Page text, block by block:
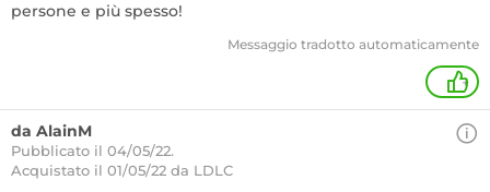
persone e più spesso!
Messaggio tradotto automaticamente
+
da AlainM
Pubblicato il 04/05/22.
Acquistato il 01/05/22 da LDLC